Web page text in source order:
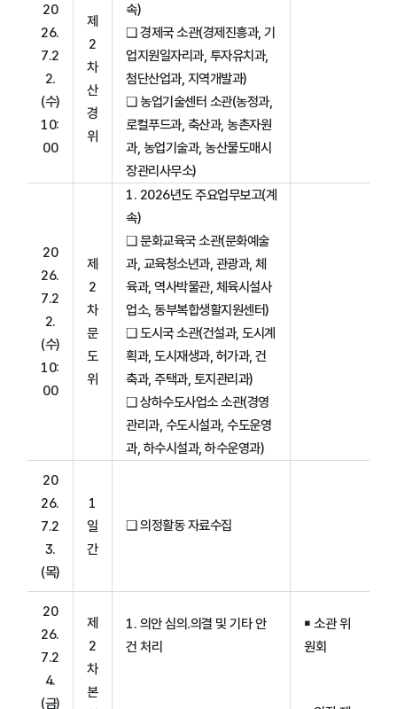
20
26.
7.2
2.
(수)
10:
00
제
2
차
산
경
위
속)
❑ 경제국 소관(경제진흥과, 기
업지원일자리과, 투자유치과,
첨단산업과, 지역개발과)
❏ 농업기술센터 소관(농정과,
로컬푸드과, 축산과, 농촌자원
과, 농업기술과, 농산물도매시
장관리사무소)
20
26.
7.2
2.
(수)
10:
00
제
2
차
문
도
위
1. 2026년도 주요업무보고(계
속)
❑ 문화교육국 소관(문화예술
과, 교육청소년과, 관광과, 체
육과, 역사박물관, 체육시설사
업소, 동부복합생활지원센터)
❑ 도시국 소관(건설과, 도시계
획과, 도시재생과, 허가과, 건
축과, 주택과, 토지관리과)
❑ 상하수도사업소 소관(경영
관리과, 수도시설과, 수도운영
과, 하수시설과, 하수운영과)
20
26.
7.2
3.
(목)
1
일
간
❑ 의정활동 자료수집
20
26.
7.2
4.
(금)
제
2
차
본
1. 의안 심의․의결 및 기타 안
건 처리
￭ 소관 위
원회